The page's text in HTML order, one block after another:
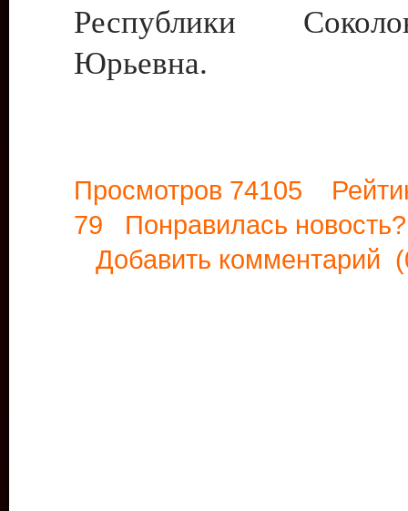
Республики
Юрьевна.
Просмотров 74105
79 Понравилась
Добавить комментарий